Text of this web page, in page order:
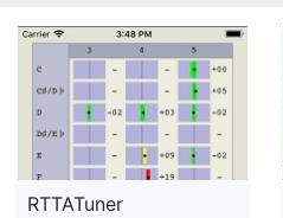
RTTATuner